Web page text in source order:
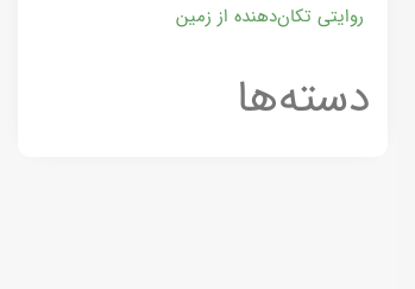
روایتی تکان‌دهنده از زمین
دسته‌ها